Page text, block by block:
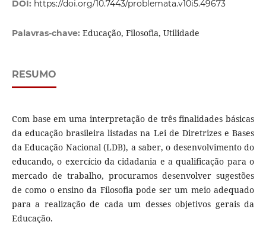
DOI: https://doi.org/10.7443/problemata.v10i5.49673
Palavras-chave: Educação, Filosofia, Utilidade
RESUMO
Com base em uma interpretação de três finalidades básicas
da educação brasileira listadas na Lei de Diretrizes e Bases
da Educação Nacional (LDB), a saber, o desenvolvimento do
educando, o exercício da cidadania e a qualificação para o
mercado de trabalho, procuramos desenvolver sugestões
de como o ensino da Filosofia pode ser um meio adequado
para a realização de cada um desses objetivos gerais da
Educação.